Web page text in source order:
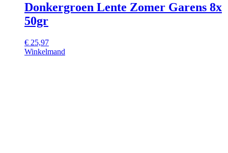
Donkergroen Lente Zomer Garens 8x
50gr
€ 25,97
Winkelmand